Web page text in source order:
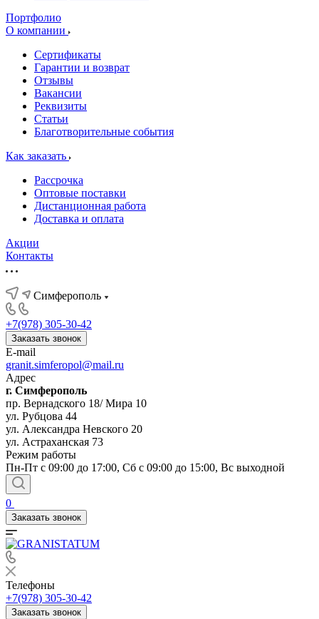
Портфолио
О компании
Сертификаты
Гарантии и возврат
Отзывы
Вакансии
Реквизиты
Статьи
Благотворительные события
Как заказать
Рассрочка
Оптовые поставки
Дистанционная работа
Доставка и оплата
Акции
Контакты
Симферополь
+7(978) 305-30-42
Заказать звонок
E-mail
granit.simferopol@mail.ru
Адрес
г. Симферополь
пр. Вернадского 18/ Мира 10
ул. Рубцова 44
ул. Александра Невского 20
ул. Астраханская 73
Режим работы
Пн-Пт с 09:00 до 17:00, Сб с 09:00 до 15:00, Вс выходной
0
Заказать звонок
Телефоны
+7(978) 305-30-42
Заказать звонок